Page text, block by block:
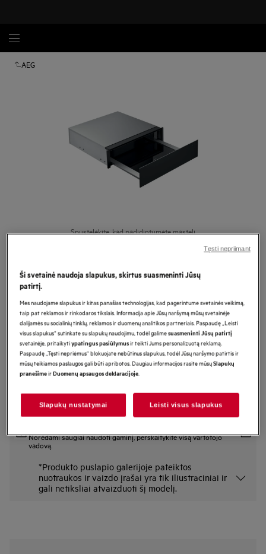
AEG
Spustelėkite, kad padidintumėte mastelį
NKD914T
Montuojamas Integruojamas stalčius
8000 serija
Pagrindiniai privalumai
Reguliuojamos temperatūros stalčiuje galėsite pašildyti lėkštes ir iškildinti
tešlą.
Integruotas šildymo stalčius užtikrina tobulą maisto temperatūrą.
Elektroninis jutiklinis ekranas – sklandus ir intuityvus valdymas.
Saugos instrukcijos ir saugos įspėjimai pagal ES reglamentą
Norėdami saugiai naudoti gaminį, perskaitykite visą vartotojo
vadovą.
*Produkto puslapio galerijoje pateiktos
nuotraukos ir vaizdo įrašai yra tik iliustraciniai ir
gali netiksliai atvaizduoti šį modelį.
Ši svetainė naudoja slapukus, skirtus suasmeninti Jūsų
patirtį.
Mes naudojame slapukus ir kitas panašias technologijas, kad pagerintume svetainės veikimą,
taip pat reklamos ir rinkodaros tikslais. Informacija apie Jūsų naršymą mūsų svetainėje
dalijamės su socialinių tinklų, reklamos ir duomenų analitikos partneriais. Paspaudę „Leisti
visus slapukus“ sutinkate su slapukų naudojimu, todėl galimesuasmeninti Jūsų patirtį
svetainėje, pritaikytiypatingus pasiūlymusir teikti Jums personalizuotą reklamą.
Paspaudę „Tęsti nepriėmus“ blokuojate nebūtinus slapukus, todėl Jūsų naršymo patirtis ir
mūsų teikiamos paslaugos gali būti apribotos. Daugiau informacijos rasite mūsųSlapukų
pranešimeirDuomenų apsaugos deklaracijoje.
Slapukų nustatymai Leisti visus slapukus
Tęsti nepriimant